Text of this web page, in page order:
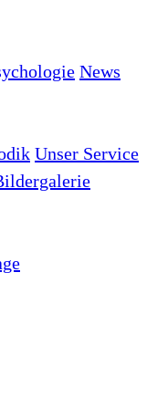
News
Unser Service